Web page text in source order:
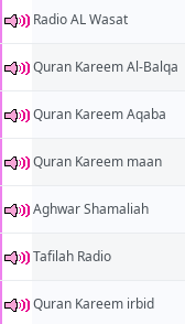
Radio AL Wasat
Quran Kareem Al-Balqa
Quran Kareem Aqaba
Quran Kareem maan
Aghwar Shamaliah
Tafilah Radio
Quran Kareem irbid